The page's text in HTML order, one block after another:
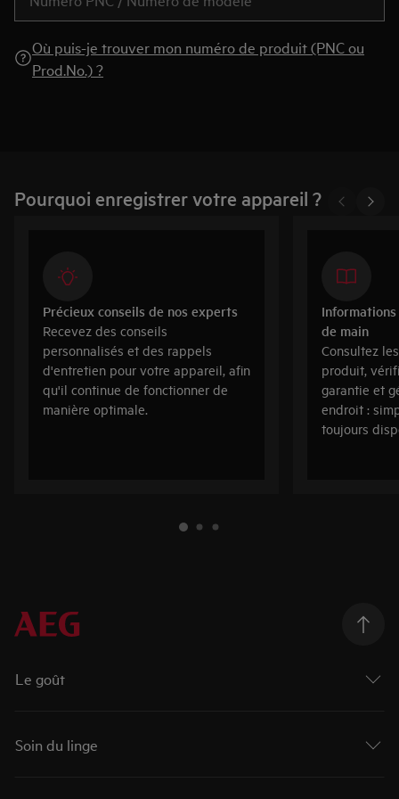
Où puis-je trouver mon numéro de produit (PNC ou
Prod.No.) ?
Pourquoi enregistrer votre appareil ?
Précieux conseils de nos experts
Recevez des conseils
personnalisés et des rappels
d'entretien pour votre appareil, afin
qu'il continue de fonctionner de
manière optimale.
de main
Consultez
produit,
garantie et
endroit :
toujours
Le goût
Soin du linge